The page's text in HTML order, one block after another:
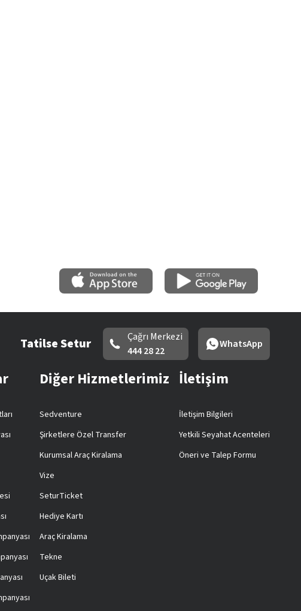
Tatilse Setur
Çağrı Merkezi
444 28 22
WhatsApp
Diğer Hizmetlerimiz
Sedventure
Şirketlere Özel Transfer
Kurumsal Araç Kiralama
Vize
SeturTicket
Hediye Kartı
Araç Kiralama
Tekne
Uçak Bileti
İletişim
İletişim Bilgileri
Yetkili Seyahat Acenteleri
Öneri ve Talep Formu